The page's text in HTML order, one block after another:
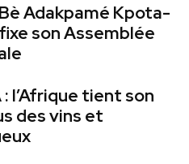
Adakpamé Kpota-
son Assemblée
: l’Afrique tient son
des vins et